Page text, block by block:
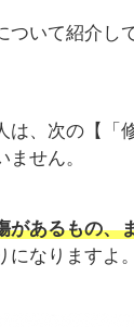
ついて紹介し
は、次の【「
せん。
があるもの、
なりますよ。